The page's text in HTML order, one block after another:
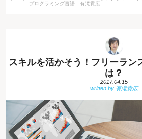
HTMLをしっかりと理解しておく
プログラミング言語
有滝貴広
スキルを活かそう！フリーラン
は？
2017.04.15